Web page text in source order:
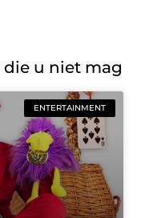
die u niet mag
ENTERTAINMENT